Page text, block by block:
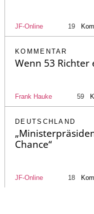
JF-Online 19
KOMMENTAR
Wenn 53 Richter
Frank Hauke 59
DEUTSCHLAND
Chance“
JF-Online 18